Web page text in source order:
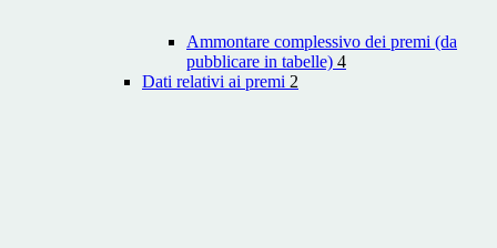
Ammontare complessivo dei premi (da
pubblicare in tabelle) 4
Dati relativi ai premi 2